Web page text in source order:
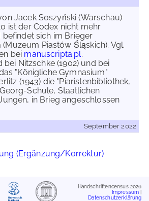
Jacek Soszyński (Warschau)
ist der Codex nicht mehr
sich im Brieger
Piastów Śląskich). Vgl.
bei manuscripta.pl.
bei Nitzschke (1902) und bei
"Königliche Gymnasium"
(1943) die "Piaristenbibliothek,
Schule, Staatlichen
in Brieg angeschlossen
September 2022
(Ergänzung/Korrektur)
Handschriftencensus 2026
Impressum
Datenschutzerklärung